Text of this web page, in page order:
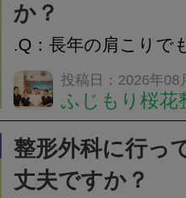
か？
.Q：長年の肩こりで
か？A：はい、お任
性的な肩こりの原因
慣など様々です。痛
し、お一人おひとり
投稿日：2026年08
ふじもり桜花
整形外科に行っ
丈夫ですか？